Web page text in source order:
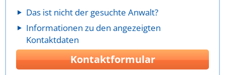
Das ist nicht der gesuchte Anwalt?
Informationen zu den angezeigten
Kontaktdaten
Kontaktformular